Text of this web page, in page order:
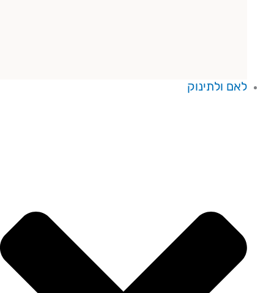
לאם ולתינוק